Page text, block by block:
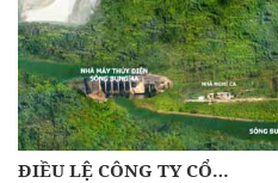
ĐIỀU LỆ CÔNG TY CỔ…